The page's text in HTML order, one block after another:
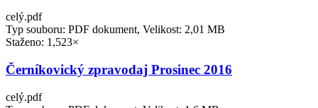
celý.pdf
Typ souboru: PDF dokument, Velikost: 2,01 MB
Staženo: 1,523×
Černíkovický zpravodaj Prosinec 2016
celý.pdf